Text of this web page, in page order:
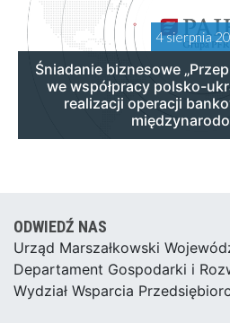
4 sierpnia
Śniadanie biznesowe
we współpracy polsko-
realizacji operacji
ODWIEDŹ NAS
Urząd Marszałkowski
Departament Gospodarki i
Wydział Wsparcia